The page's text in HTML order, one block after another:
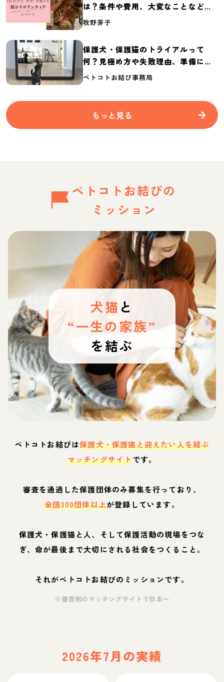
は？条件や費用、大変なことなど紹
介
牧野芽子
保護犬・保護猫のトライアルって
何？見極め方や失敗理由、準備に必
要なものを紹介
ペトコトお結び事務局
もっと見る
ペトコトお結びの
ミッション
犬猫 と
“一生の家族”
を結ぶ
ペトコトお結びは保護犬・保護猫と迎えたい人を結ぶ
マッチングサイトです。
審査を通過した保護団体のみ募集を行っており、
全国300団体以上が登録しています。
保護犬・保護猫と人、そして保護活動の現場をつな
ぎ、命が最後まで大切にされる社会をつくること。
それがペトコトお結びのミッションです。
※審査制のマッチングサイトで日本一
2026年7月の実績